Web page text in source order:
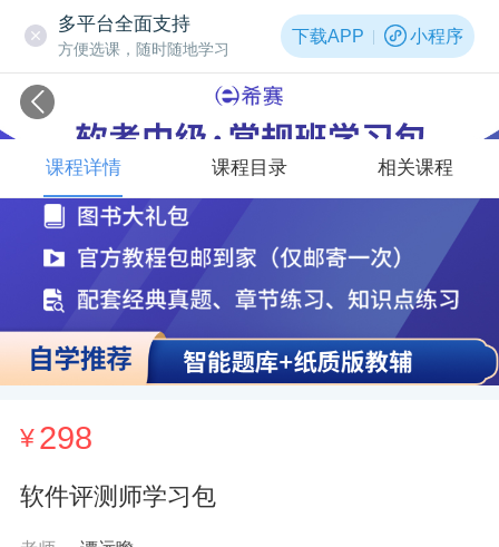
多平台全面支持
方便选课，随时随地学习
下载APP 小程序
¥298
软件评测师学习包
课程详情 课程目录 相关课程